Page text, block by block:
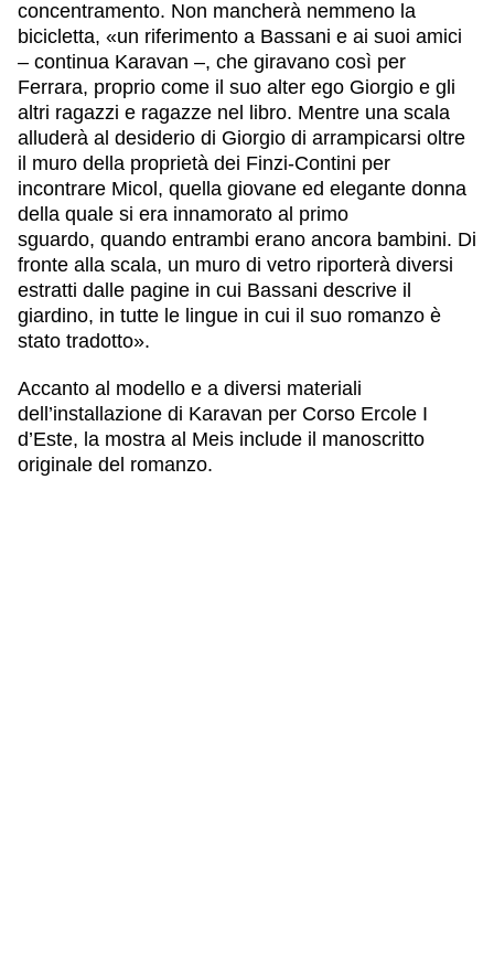
concentramento. Non mancherà nemmeno la
bicicletta, «un riferimento a Bassani e ai suoi amici
– continua Karavan –, che giravano così per
Ferrara, proprio come il suo alter ego Giorgio e gli
altri ragazzi e ragazze nel libro. Mentre una scala
alluderà al desiderio di Giorgio di arrampicarsi oltre
il muro della proprietà dei Finzi-Contini per
incontrare Micol, quella giovane ed elegante donna
della quale si era innamorato al primo
sguardo, quando entrambi erano ancora bambini. Di
fronte alla scala, un muro di vetro riporterà diversi
estratti dalle pagine in cui Bassani descrive il
giardino, in tutte le lingue in cui il suo romanzo è
stato tradotto».
Accanto al modello e a diversi materiali
dell’installazione di Karavan per Corso Ercole I
d’Este, la mostra al Meis include il manoscritto
originale del romanzo.